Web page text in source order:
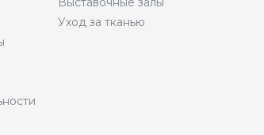
Уход за тканью